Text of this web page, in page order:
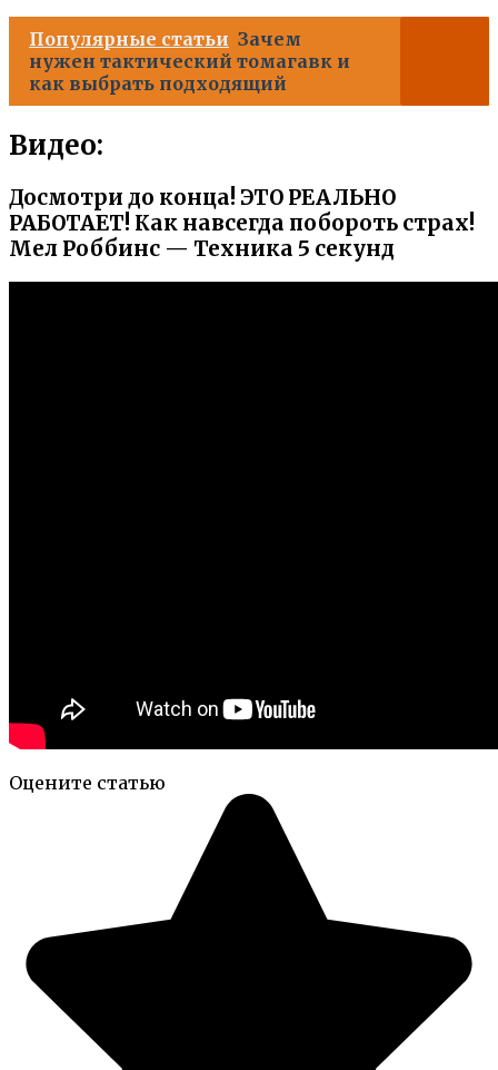
Популярные статьи Зачем
нужен тактический томагавк и
как выбрать подходящий
Видео:
Досмотри до конца! ЭТО РЕАЛЬНО
РАБОТАЕТ! Как навсегда побороть страх!
Мел Роббинс — Техника 5 секунд
Оцените статью